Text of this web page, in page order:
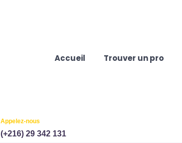
Accueil Trouver un pro
Appelez-nous
(+216) 29 342 131